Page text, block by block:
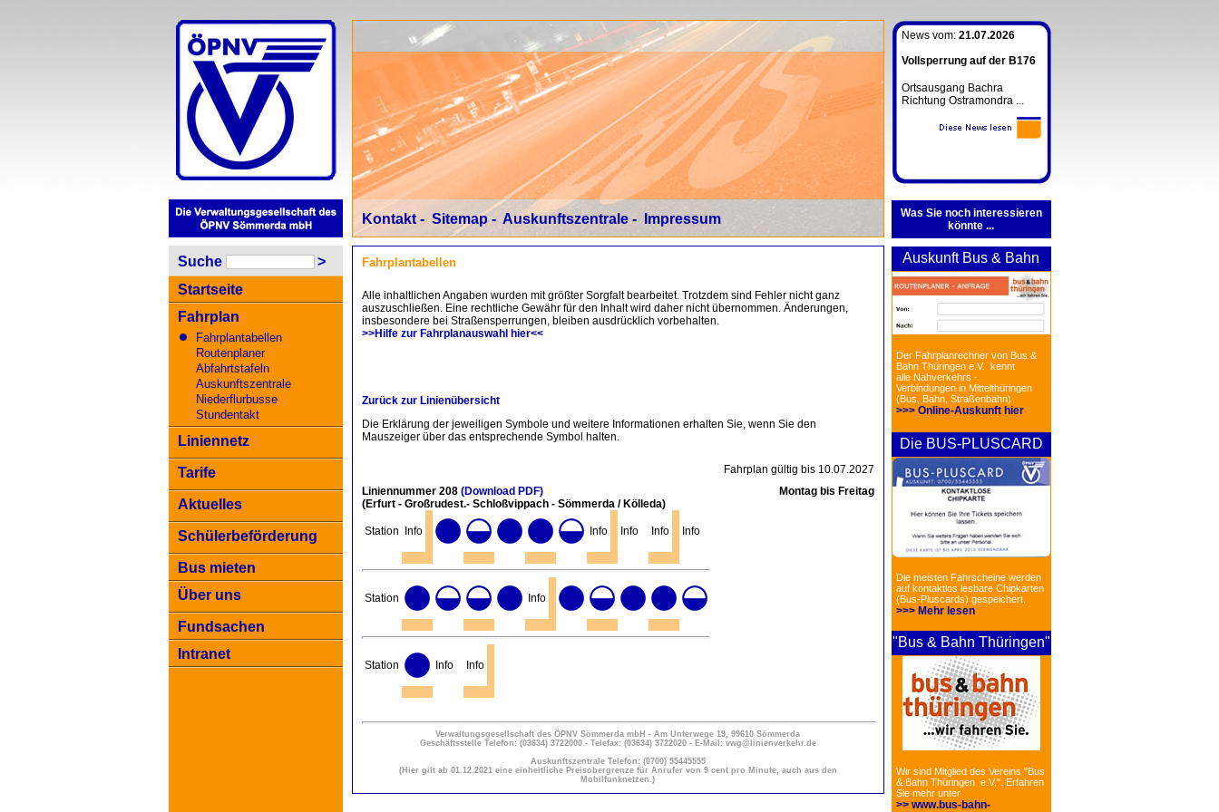
Suche
>
Startseite
Fahrplan
Fahrplantabellen
Routenplaner
Abfahrtstafeln
Auskunftszentrale
Niederflurbusse
Stundentakt
Liniennetz
Tarife
Aktuelles
Schülerbeförderung
Bus mieten
Über uns
Fundsachen
Intranet
Kontakt- Sitemap- Auskunftszentrale- Impressum
Fahrplantabellen
Alle inhaltlichen Angaben wurden mit größter Sorgfalt bearbeitet. Trotzdem sind Fehler nicht ganz
auszuschließen. Eine rechtliche Gewähr für den Inhalt wird daher nicht übernommen. Änderungen,
insbesondere bei Straßensperrungen, bleiben ausdrücklich vorbehalten.
>>Hilfe zur Fahrplanauswahl hier<<
Zurück zur Linienübersicht
Die Erklärung der jeweiligen Symbole und weitere Informationen erhalten Sie, wenn Sie den
Mauszeiger über das entsprechende Symbol halten.
Fahrplan gültig bis 10.07.2027
Liniennummer 208 (Download PDF)
(Erfurt - Großrudest.- Schloßvippach - Sömmerda / Kölleda)
Montag bis Freitag
Station Info Info Info Info Info
Station Info
Station Info Info
Verwaltungsgesellschaft des ÖPNV Sömmerda mbH - Am Unterwege 19, 99610 Sömmerda
Geschäftsstelle Telefon: (03634) 3722000 - Telefax: (03634) 3722020 - E-Mail: vwg@linienverkehr.de
Auskunftszentrale Telefon: (0700) 55445555
(Hier gilt ab 01.12.2021 eine einheitliche Preisobergrenze für Anrufer von 9 cent pro Minute, auch aus den
Mobilfunknetzen.)
News vom: 21.07.2026
Vollsperrung auf der B176
Ortsausgang Bachra
Richtung Ostramondra ...
Was Sie noch interessieren
könnte ...
Auskunft Bus & Bahn
Der Fahrplanrechner von Bus &
Bahn Thüringen e.V. kennt
alle Nahverkehrs -
Verbindungen in Mittelthüringen
(Bus, Bahn, Straßenbahn)
>>> Online-Auskunft hier
Die BUS-PLUSCARD
Die meisten Fahrscheine werden
auf kontaktlos lesbare Chipkarten
(Bus-Pluscards) gespeichert.
>>> Mehr lesen
"Bus & Bahn Thüringen"
Wir sind Mitglied des Vereins "Bus
& Bahn Thüringen e.V.". Erfahren
Sie mehr unter
>> www.bus-bahn-